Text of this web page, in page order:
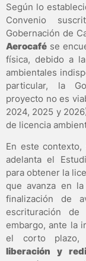
Según lo
Convenio
Gobernación de
Aerocafé se
física, debido a
ambientales
particular, la
proyecto no es
2024, 2025 y
de licencia
En este
adelanta el
para obtener la
que avanza en
finalización de
escrituración
embargo, ante la
el corto plazo,
liberación y